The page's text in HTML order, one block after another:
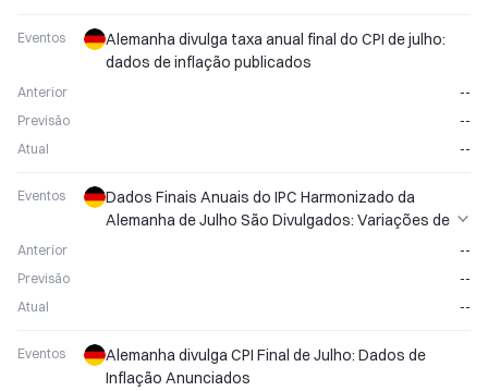
Eventos
Alemanha divulga taxa anual final do CPI de julho:
dados de inflação publicados
Anterior
--
Previsão
--
Atual
--
Eventos
Dados Finais Anuais do IPC Harmonizado da
Alemanha de Julho São Divulgados: Variações de
Anterior
--
Previsão
--
Atual
--
Eventos
Alemanha divulga CPI Final de Julho: Dados de
Inflação Anunciados